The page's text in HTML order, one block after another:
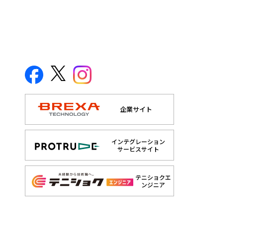
企業サイト
インテグレーション
サービスサイト
テニショクエ
ンジニア